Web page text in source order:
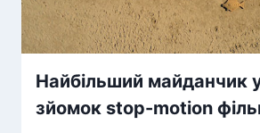
Найбільший майданчик у
зйомок stop-motion